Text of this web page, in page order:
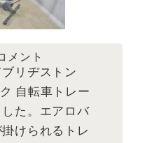
メント
リヂストン
自転車トレー
た。エアロバ
けられるトレ